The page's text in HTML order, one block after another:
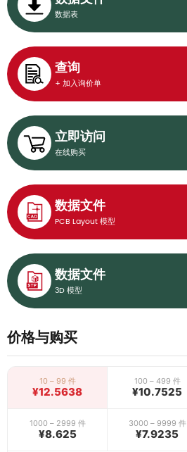
数据表
查询
+ 加入询价单
立即访问
在线购买
数据文件
PCB Layout 模型
数据文件
3D 模型
价格与购买
10 – 99 件
¥12.5638
100 – 499 件
¥10.7525
1000 – 2999 件
¥8.625
3000 – 9999 件
¥7.9235